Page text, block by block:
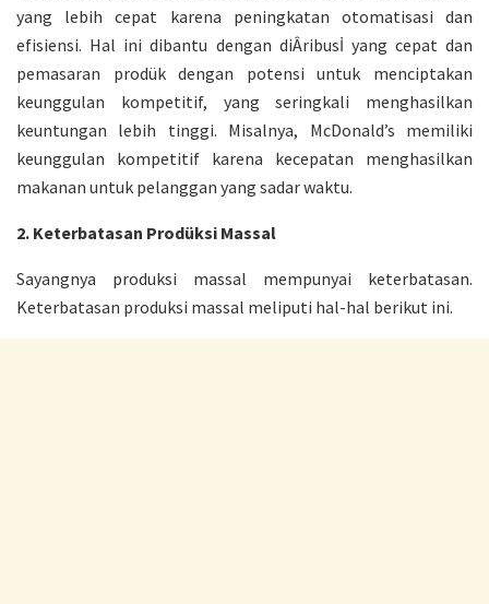
yang lebih cepat karena peningkatan otomatisasi dan
efisiensi. Hal ini dibantu dengan diÂribusİ yang cepat dan
pemasaran prodük dengan potensi untuk menciptakan
keunggulan kompetitif, yang seringkali menghasilkan
keuntungan lebih tinggi. Misalnya, McDonald’s memiliki
keunggulan kompetitif karena kecepatan menghasilkan
makanan untuk pelanggan yang sadar waktu.
2. Keterbatasan Prodüksi Massal
Sayangnya produksi massal mempunyai keterbatasan.
Keterbatasan produksi massal meliputi hal-hal berikut ini.